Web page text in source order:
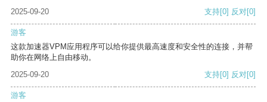
2025-09-20
支持[0] 反对[0]
游客
这款加速器VPM应用程序可以给你提供最高速度和安全性的连接，并帮
助你在网络上自由移动。
2025-09-20
支持[0] 反对[0]
游客